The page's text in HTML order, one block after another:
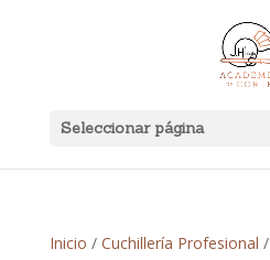
Seleccionar página
Inicio / Cuchillería Profesional